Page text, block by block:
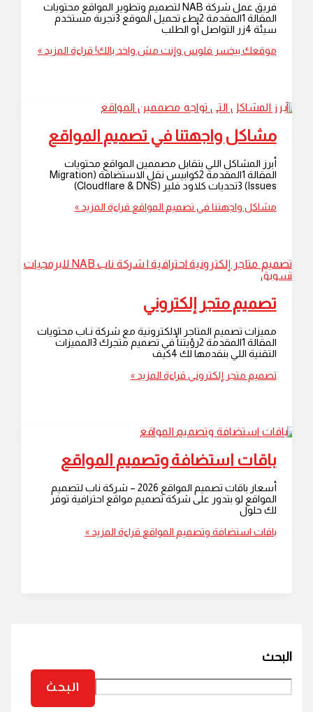
فريق عمل شركة NAB لتصميم وتطوير المواقع محتويات
المقالة 1المقدمة 2بطء تحميل الموقع 3تجربة مستخدم
موقعك بيخسر فلوس وإنت مش واخد بالك!قراءة المزيد »
مشاكل واجهتنا في تصميم المواقع
أبرز المشاكل اللي بتقابل مصممين المواقع محتويات
المقالة 1المقدمة 2كوابيس نقل الاستضافة (Migration
مشاكل واجهتنا في تصميم المواقعقراءة المزيد »
تصميم متجر إلكتروني
مميزات تصميم المتاجر الإلكترونية مع شركة نـاب محتويات
المقالة 1المقدمة 2رؤيتنا في تصميم متجرك 3المميزات
التقنية اللي بنقدمها لك 4كيف
تصميم متجر إلكترونيقراءة المزيد »
باقات استضافة وتصميم المواقع
أسعار باقات تصميم المواقع 2026 – شركة ناب لتصميم
المواقع لو بتدور على شركة تصميم مواقع احترافية توفر
لك حلول
باقات استضافة وتصميم المواقعقراءة المزيد »
البحث